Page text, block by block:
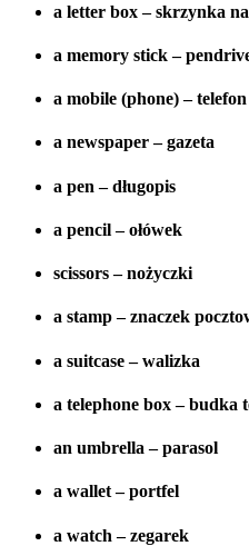
a letter box – skrzynka
a memory stick –
a mobile (phone) –
a newspaper – gazeta
a pen – długopis
a pencil – ołówek
scissors – nożyczki
a stamp – znaczek
a suitcase – walizka
a telephone box – budka
an umbrella – parasol
a wallet – portfel
a watch – zegarek